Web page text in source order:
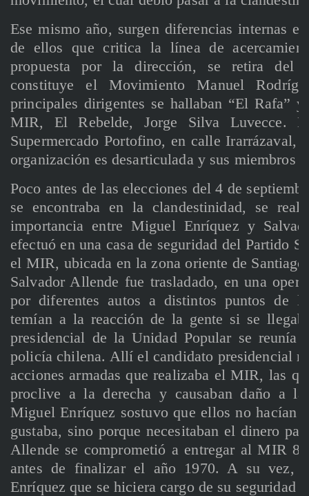
Ese mismo año, surgen diferencias internas
de ellos que critica la línea de
propuesta por la dirección, se retira del
constituye el Movimiento Manuel
principales dirigentes se hallaban “El Rafa”
MIR, El Rebelde, Jorge Silva Luvecce.
Supermercado Portofino, en calle Irarrázaval,
organización es desarticulada y sus miembros
Poco antes de las elecciones del 4 de
se encontraba en la clandestinidad, se
importancia entre Miguel Enríquez y
efectuó en una casa de seguridad del Partido
el MIR, ubicada en la zona oriente de
Salvador Allende fue trasladado, en una
por diferentes autos a distintos puntos de
temían a la reacción de la gente si se
presidencial de la Unidad Popular se reunía
policía chilena. Allí el candidato presidencial
acciones armadas que realizaba el MIR, las
proclive a la derecha y causaban daño a
Miguel Enríquez sostuvo que ellos no hacían
gustaba, sino porque necesitaban el dinero
Allende se comprometió a entregar al MIR
antes de finalizar el año 1970. A su vez,
Enríquez que se hiciera cargo de su seguridad